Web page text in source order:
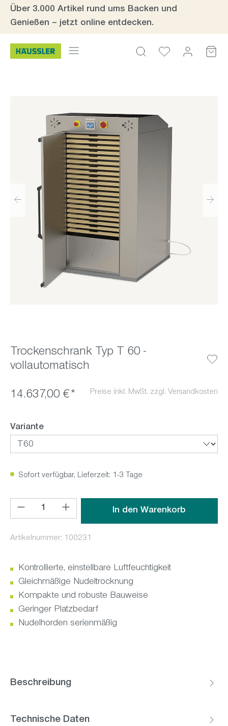
Zum Hauptinhalt springen
Über 3.000 Artikel rund ums Backen und
Genießen – jetzt online entdecken.
Trockenschrank Typ T 60 -
vollautomatisch
14.637,00 €* Preise inkl. MwSt. zzgl. Versandkosten
Varianteauswählen
Sofort verfügbar, Lieferzeit: 1-3 Tage
Produkt Anzahl: Gib den gewünschten Wert ein oder
In den Warenkorb
Artikelnummer: 100231
Kontrollierte, einstellbare Luftfeuchtigkeit
Gleichmäßige Nudeltrocknung
Kompakte und robuste Bauweise
Geringer Platzbedarf
Nudelhorden serienmäßig
Beschreibung
Technische Daten